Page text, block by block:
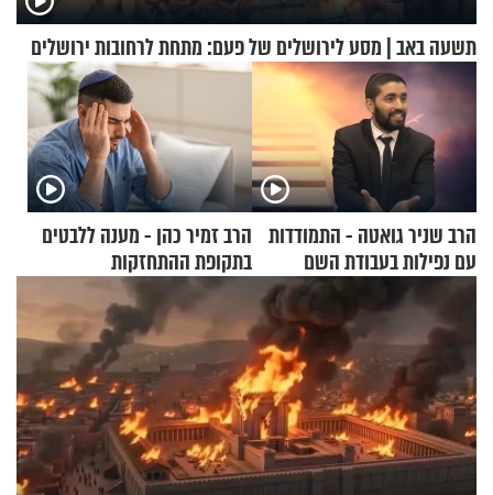
תשעה באב | מסע לירושלים של פעם: מתחת לרחובות ירושלים
הרב שניר גואטה - התמודדות
עם נפילות בעבודת השם
הרב זמיר כהן - מענה ללבטים
בתקופת ההתחזקות